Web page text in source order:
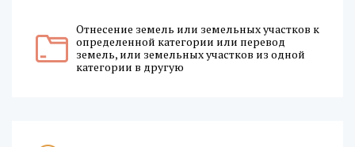
Отнесение земель или земельных участков к
определенной категории или перевод
земель, или земельных участков из одной
категории в другую